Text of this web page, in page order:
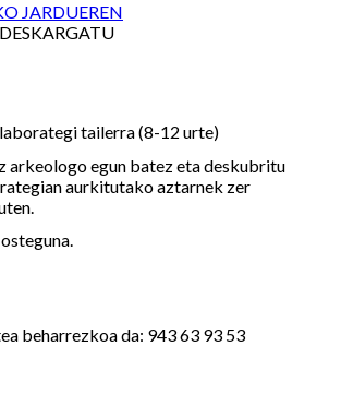
JARDUEREN
DESKARGATU
tailerra (8-12 urte)
arkeologo egun batez eta deskubritu
aurkitutako aztarnek zer
beharrezkoa da: 943 63 93 53